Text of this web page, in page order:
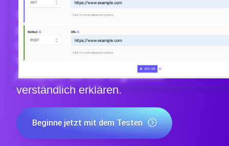
Testen Sie Websites und APIs von 25+
Cloud-Regionen aus, überwachen Sie
Seitengeschwindigkeit und
Verfügbarkeit, und erhalten Sie AI-
Analysen, die Ihre Ergebnisse
verständlich erklären.
Beginne jetzt mit dem Testen